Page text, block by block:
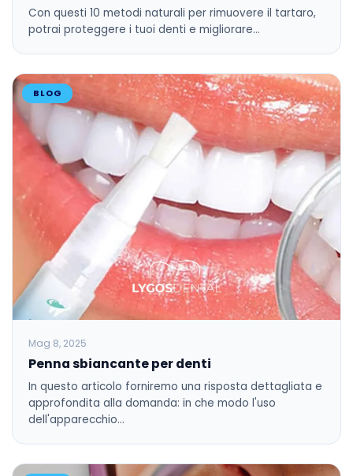
Con questi 10 metodi naturali per rimuovere il tartaro,
potrai proteggere i tuoi denti e migliorare…
BLOG
Mag 8, 2025
Penna sbiancante per denti
In questo articolo forniremo una risposta dettagliata e
approfondita alla domanda: in che modo l'uso
dell'apparecchio…